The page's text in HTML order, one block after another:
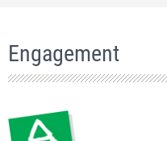
Engagement